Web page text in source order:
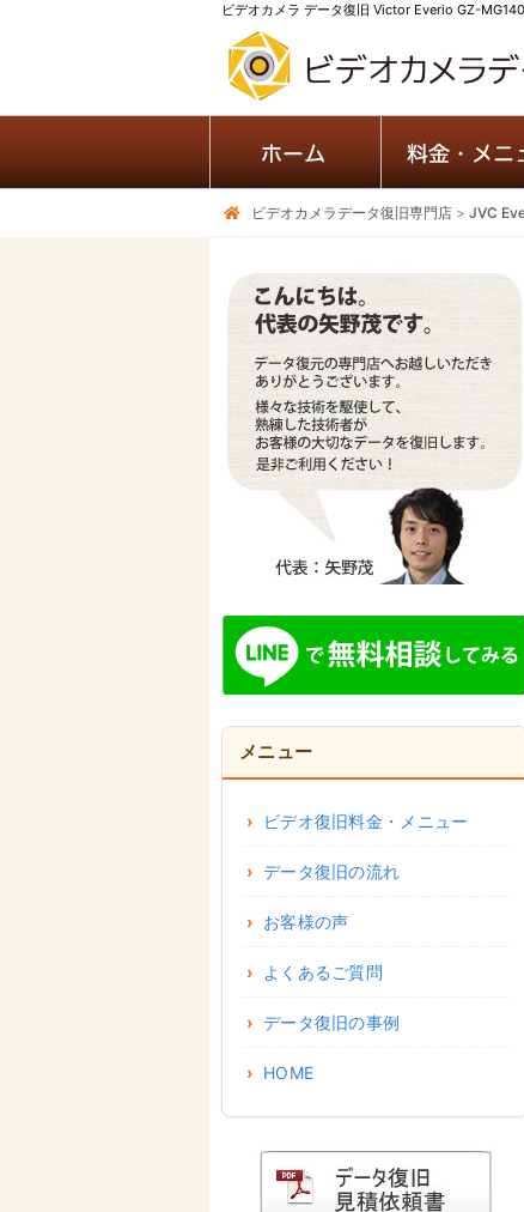
ビデオカメラ データ復旧 Victor Everio GZ-
ビデオカメラデータ復旧専門店 > JVC
メニュー
ビデオ復旧料金・メニュー
データ復旧の流れ
お客様の声
よくあるご質問
データ復旧の事例
HOME